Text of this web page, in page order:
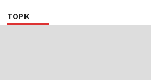
TOPIK